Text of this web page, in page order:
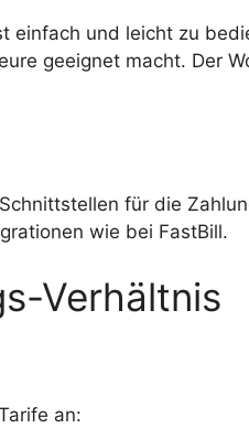
einfach und leicht zu
geeignet macht. Der
für die
wie bei FastBill.
Verhältnis
an: